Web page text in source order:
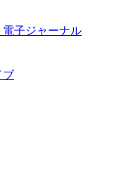
子ジャーナル
ブ